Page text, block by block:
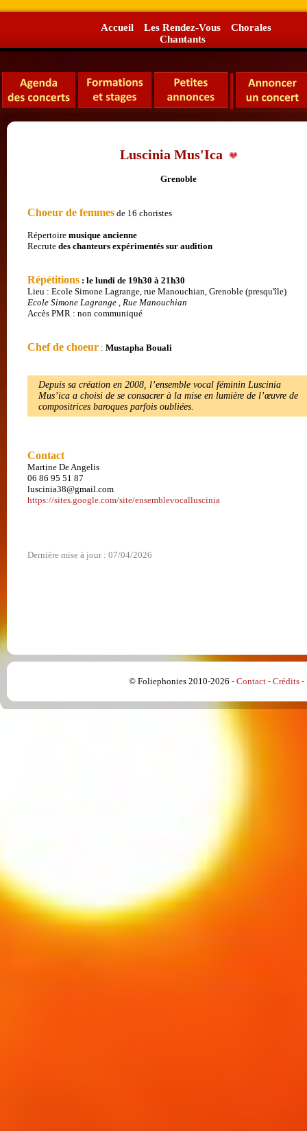
Accueil
Les Rendez-Vous
Chantants
Chorales
Luscinia Mus'Ica
Grenoble
Choeur de femmes de 16 choristes
Répertoire musique ancienne
Recrute des chanteurs expérimentés sur audition
Répétitions : le lundi de 19h30 à 21h30
Lieu : Ecole Simone Lagrange, rue Manouchian, Grenoble (presqu'île)
Ecole Simone Lagrange , Rue Manouchian
Accès PMR : non communiqué
Chef de choeur : Mustapha Bouali
Depuis sa création en 2008, l’ensemble vocal féminin Luscinia
Mus’ica a choisi de se consacrer à la mise en lumière de l’œuvre de
compositrices baroques parfois oubliées.
Contact
Martine De Angelis
06 86 95 51 87
luscinia38@gmail.com
https://sites.google.com/site/ensemblevocalluscinia
Dernière mise à jour : 07/04/2026
© Foliephonies 2010-2026 - Contact- Crédits-